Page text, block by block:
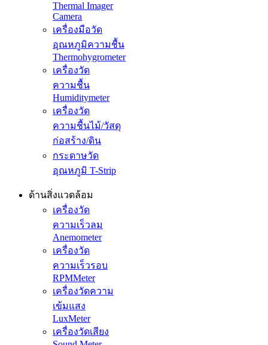
Thermal Imager
Camera
เครื่องมือวัด
อุณหภูมิความชื้น
Thermohygrometer
เครื่องวัด
ความชื้น
Humiditymeter
เครื่องวัด
ความชื้นไม้/วัสดุ
ก่อสร้าง/ดิน
กระดาษวัด
อุณหภูมิ T-Strip
ด้านสิ่งแวดล้อม
เครื่องวัด
ความเร็วลม
Anemometer
เครื่องวัด
ความเร็วรอบ
RPMMeter
เครื่องวัดความ
เข้มแสง
LuxMeter
เครื่องวัดเสียง